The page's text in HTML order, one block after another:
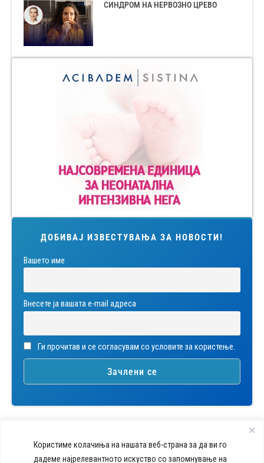
Користиме колачиња на нашата веб-страна за да ви го
дадеме најрелевантното искуство со запомнување на
СИНДРОМ НА НЕРВОЗНО ЦРЕВО
ДОБИВАЈ ИЗВЕСТУВАЊА ЗА НОВОСТИ!
Вашето име
Внесете ја вашата е-mail адреса
Ги прочитав и се согласувам со условите за користење.